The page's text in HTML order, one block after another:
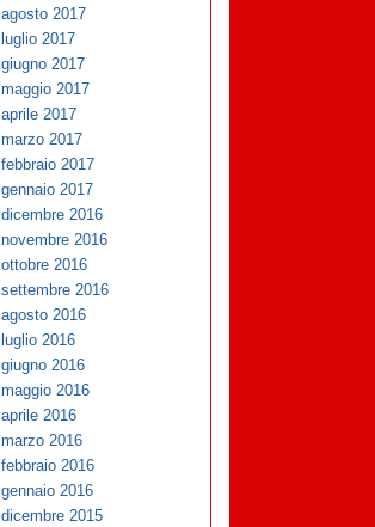
agosto 2017
luglio 2017
giugno 2017
maggio 2017
aprile 2017
marzo 2017
febbraio 2017
gennaio 2017
dicembre 2016
novembre 2016
ottobre 2016
settembre 2016
agosto 2016
luglio 2016
giugno 2016
maggio 2016
aprile 2016
marzo 2016
febbraio 2016
gennaio 2016
dicembre 2015